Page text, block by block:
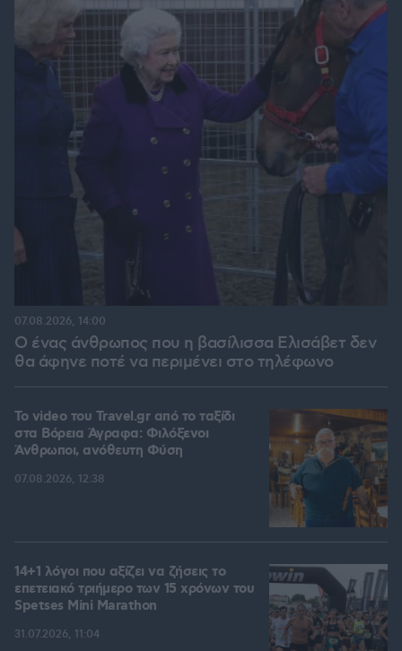
Ο ένας άνθρωπος που η βασίλισσα Ελισάβετ δεν
θα άφηνε ποτέ να περιμένει στο τηλέφωνο
07.08.2026, 14:00
To video του Travel.gr από το ταξίδι
στα Βόρεια Άγραφα: Φιλόξενοι
Άνθρωποι, ανόθευτη Φύση
07.08.2026, 12:38
14+1 λόγοι που αξίζει να ζήσεις το
επετειακό τριήμερο των 15 χρόνων του
Spetses Mini Marathon
31.07.2026, 11:04